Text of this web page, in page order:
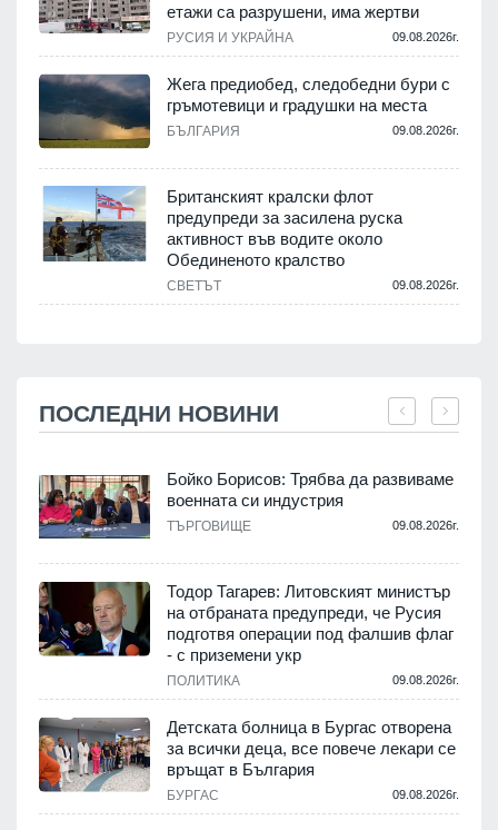
етажи са разрушени, има жертви
РУСИЯ И УКРАЙНА 09.08.2026г.
Жега предиобед, следобедни бури с
гръмотевици и градушки на места
БЪЛГАРИЯ 09.08.2026г.
Британският кралски флот
предупреди за засилена руска
активност във водите около
Обединеното кралство
СВЕТЪТ 09.08.2026г.
ПОСЛЕДНИ НОВИНИ
Бойко Борисов: Трябва да развиваме
военната си индустрия
ТЪРГОВИЩЕ 09.08.2026г.
Тодор Тагарев: Литовският министър
на отбраната предупреди, че Русия
подготвя операции под фалшив флаг
- с приземени укр
ПОЛИТИКА 09.08.2026г.
Детската болница в Бургас отворена
за всички деца, все повече лекари се
връщат в България
БУРГАС 09.08.2026г.